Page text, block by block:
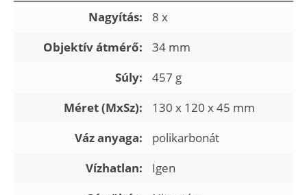
Nagyítás:
8 x
Objektív átmérő:
34 mm
Súly:
457 g
Méret (MxSz):
130 x 120 x 45 mm
Váz anyaga:
polikarbonát
Vízhatlan:
Igen